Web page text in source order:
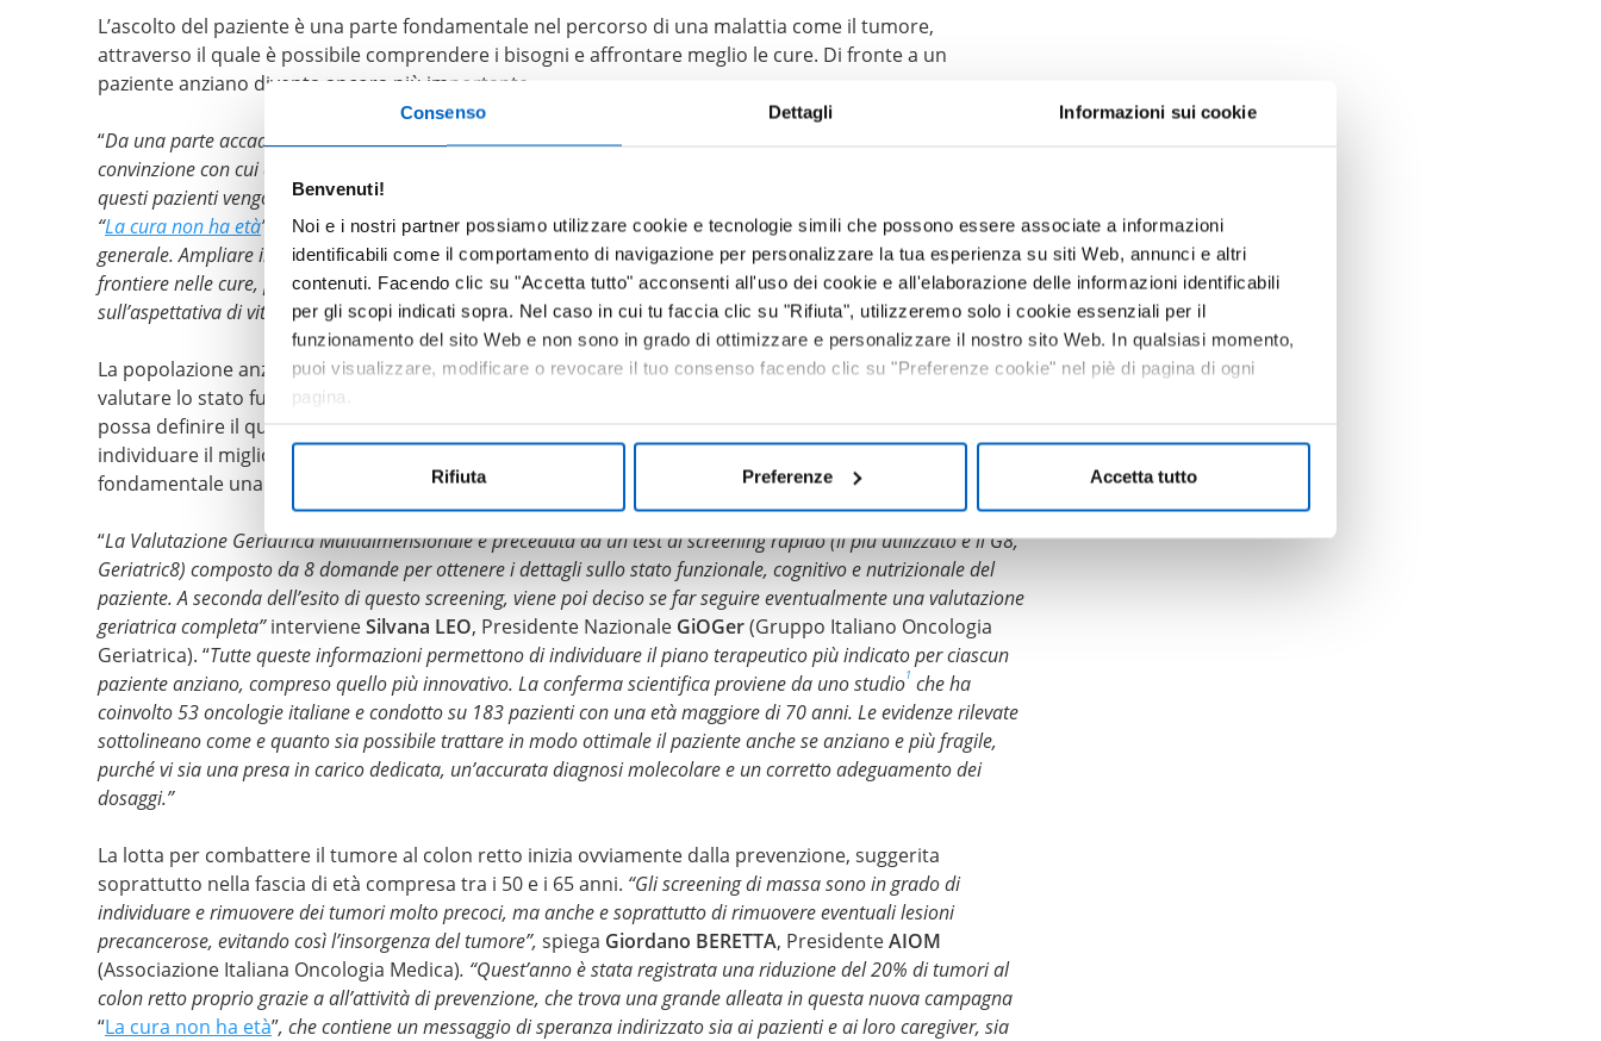
Consenso Dettagli Informazioni sui cookie
Benvenuti!
Noi e i nostri partner possiamo utilizzare cookie e tecnologie simili che possono essere associate a informazioni
identificabili come il comportamento di navigazione per personalizzare la tua esperienza su siti Web, annunci e altri
contenuti. Facendo clic su "Accetta tutto" acconsenti all'uso dei cookie e all'elaborazione delle informazioni identificabili
per gli scopi indicati sopra. Nel caso in cui tu faccia clic su "Rifiuta", utilizzeremo solo i cookie essenziali per il
funzionamento del sito Web e non sono in grado di ottimizzare e personalizzare il nostro sito Web. In qualsiasi momento,
puoi visualizzare, modificare o revocare il tuo consenso facendo clic su "Preferenze cookie" nel piè di pagina di ogni
pagina.
Rifiuta Preferenze Accetta tutto
L’ascolto del paziente è una parte fondamentale nel percorso di una malattia come il tumore,
attraverso il quale è possibile comprendere i bisogni e affrontare meglio le cure. Di fronte a un
paziente anziano diventa ancora più importante.
“Da una parte accade spesso che l’anziano ha un grande desiderio di essere curato, ma non lo esplicita con la
convinzione con cui dovrebbe”
questi pazientivengono facilmente identificati come fragili solo perché over 70.
“La cura non ha età” vuole dare spazio all’opportunità di valutare il paziente in base al suo stato di salute
generale. Ampliare il quadro di valutazione del paziente con tumore al colon retto metastatico apre a nuove
frontiere nelle cure, permettendo di considerare l’impiego di terapie più efficaci, con risvolti importanti
sull’aspettativa di vita
La popolazione anziana è eterogenea, complessa, affetta da più patologie contemporaneamente. Per
valutare lo stato funzionale di un paziente anziano è necessaria una valutazione dell’età biologica che
possa definire il quadro clinico e le indicazioni terapeutiche più appropriate. In particolare, per
individuare il migliore approccio terapeutico nei pazienti con tumore al colon retto metastatico diventa
fondamentale una Valutazione Geriatrica Multidimensionale (VGM).
“La Valutazione Geriatrica Multidimensionaleè preceduta da un testdi screening rapido (il più utilizzato è il G8,
Geriatric8) composto da 8 domande perottenere idettagli sullo stato funzionale, cognitivo e nutrizionale del
paziente. A seconda dell’esito di questo screening, viene poi deciso se far seguire eventualmente una valutazione
geriatrica completa”intervieneSilvana LEO, Presidente Nazionale GiOGer(Gruppo Italiano Oncologia
Geriatrica). “Tutte queste informazioni permettono di individuare il piano terapeutico più indicato per ciascun
paziente anziano, compreso quello più innovativo. La conferma scientifica proviene da unostudio1 che ha
coinvolto 53 oncologie italiane e condotto su 183 pazienti con una età maggiore di 70 anni. Le evidenze rilevate
sottolineano come e quanto sia possibile trattare in modo ottimale il paziente anche se anziano e più fragile,
purché vi sia una presa in carico dedicata, un’accurata diagnosi molecolare e un corretto adeguamento dei
dosaggi.”
La lotta per combattere il tumore al colon retto inizia ovviamente dalla prevenzione, suggerita
soprattutto nella fascia di età compresa tra i 50 e i 65 anni. “Gli screening di massa sono in grado di
individuare e rimuovere dei tumori molto precoci, ma anche e soprattutto di rimuovere eventuali lesioni
precancerose, evitando così l’insorgenza del tumore”, spiega Giordano BERETTA, PresidenteAIOM
(Associazione Italiana Oncologia Medica). “Quest’anno è stata registrata una riduzione del 20% di tumori al
colon retto proprio grazie a all’attività di prevenzione, che trova una grande alleata in questa nuova campagna
“La cura non ha età”, che contiene un messaggio di speranza indirizzato sia ai pazienti e ai loro caregiver, sia